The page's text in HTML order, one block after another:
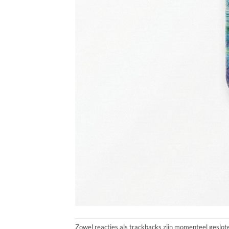
Zowel reacties als trackbacks zijn momenteel